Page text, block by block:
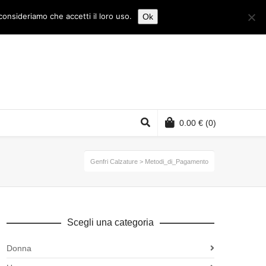
0.00 € (0)
Genfri Calzature > Metodi_di_Pagamento
Scegli una categoria
Donna
che accetti il loro uso. Ok